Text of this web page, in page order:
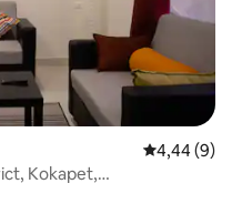
4,44 de uma
4,44 (9)
Kokapet,